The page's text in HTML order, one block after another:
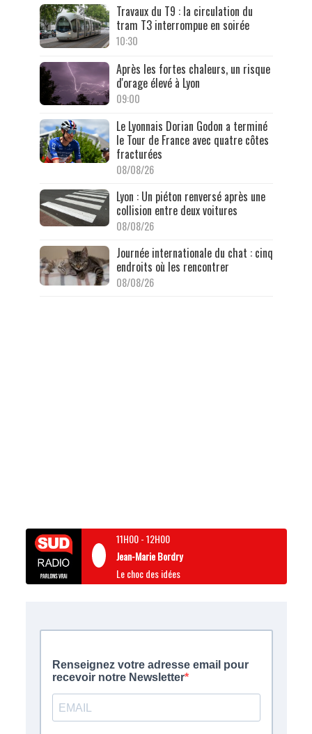
Travaux du T9 : la circulation du
tram T3 interrompue en soirée
10:30
Après les fortes chaleurs, un risque
d'orage élevé à Lyon
09:00
Le Lyonnais Dorian Godon a terminé
le Tour de France avec quatre côtes
fracturées
08/08/26
Lyon : Un piéton renversé après une
collision entre deux voitures
08/08/26
Journée internationale du chat : cinq
endroits où les rencontrer
08/08/26
11H00-12H00
Jean-Marie Bordry
Le choc des idées